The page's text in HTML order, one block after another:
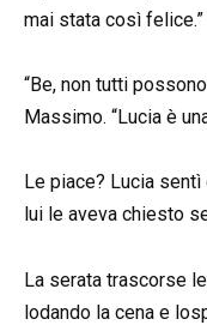
mai stata così felice.”
“Be, non tutti
Massimo. “Lucia è
Le piace? Lucia
lui le aveva chiesto
La serata trascorse
lodando la cena e